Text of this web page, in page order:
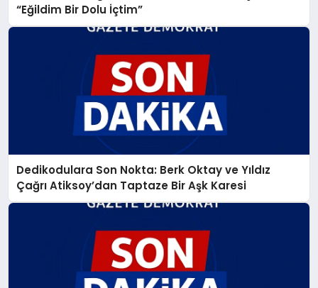
“Eğildim Bir Dolu İçtim”
Dedikodulara Son Nokta: Berk Oktay ve Yıldız
Çağrı Atiksoy’dan Taptaze Bir Aşk Karesi